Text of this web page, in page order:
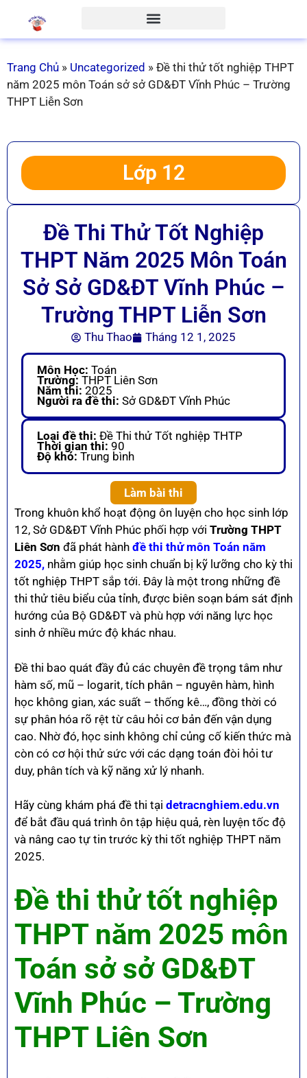
Trang Chủ » Uncategorized » Đề thi thử tốt nghiệp THPT
năm 2025 môn Toán sở sở GD&ĐT Vĩnh Phúc – Trường
THPT Liễn Sơn
Lớp 12
Đề Thi Thử Tốt Nghiệp
THPT Năm 2025 Môn Toán
Sở Sở GD&ĐT Vĩnh Phúc –
Trường THPT Liễn Sơn
Thu Thao Tháng 12 1, 2025
Môn Học: Toán
Trường: THPT Liên Sơn
Năm thi: 2025
Người ra đề thi: Sở GD&ĐT Vĩnh Phúc
Loại đề thi: Đề Thi thử Tốt nghiệp THTP
Thời gian thi: 90
Độ khó: Trung bình
Làm bài thi
Trong khuôn khổ hoạt động ôn luyện cho học sinh lớp
12, Sở GD&ĐT Vĩnh Phúc phối hợp với Trường THPT
Liên Sơn đã phát hành đề thi thử môn Toán năm
2025, nhằm giúp học sinh chuẩn bị kỹ lưỡng cho kỳ thi
tốt nghiệp THPT sắp tới. Đây là một trong những đề
thi thử tiêu biểu của tỉnh, được biên soạn bám sát định
hướng của Bộ GD&ĐT và phù hợp với năng lực học
sinh ở nhiều mức độ khác nhau.
Đề thi bao quát đầy đủ các chuyên đề trọng tâm như
hàm số, mũ – logarit, tích phân – nguyên hàm, hình
học không gian, xác suất – thống kê…, đồng thời có
sự phân hóa rõ rệt từ câu hỏi cơ bản đến vận dụng
cao. Nhờ đó, học sinh không chỉ củng cố kiến thức mà
còn có cơ hội thử sức với các dạng toán đòi hỏi tư
duy, phân tích và kỹ năng xử lý nhanh.
Hãy cùng khám phá đề thi tại detracnghiem.edu.vn
để bắt đầu quá trình ôn tập hiệu quả, rèn luyện tốc độ
và nâng cao tự tin trước kỳ thi tốt nghiệp THPT năm
2025.
Đề thi thử tốt nghiệp
THPT năm 2025 môn
Toán sở sở GD&ĐT
Vĩnh Phúc – Trường
THPT Liên Sơn